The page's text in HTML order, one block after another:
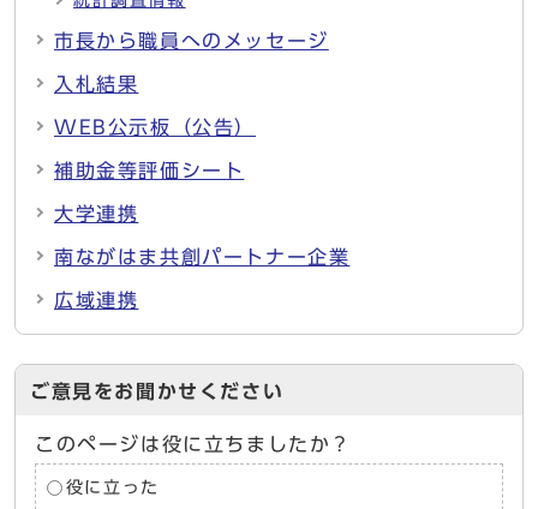
市長から職員へのメッセージ
入札結果
WEB公示板（公告）
補助金等評価シート
大学連携
南ながはま共創パートナー企業
広域連携
ご意見をお聞かせください
このページは役に立ちましたか？
役に立った